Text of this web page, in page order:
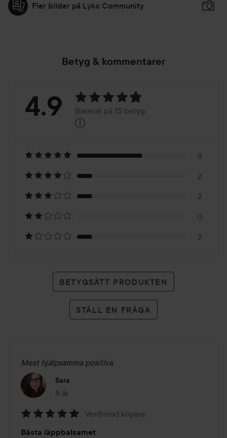
Fler bilder på Lyko Community
Betyg & kommentarer
Betyg:
Baserat
på
15
betyg
4.9 Baserat på 15 betyg
i
9
2
2
0
2
BETYGSÄTT PRODUKTEN
STÄLL EN FRÅGA
Mest hjälpsamma positiva
Sara
8 år
Inlägget skapades 8 år
Verifierad köpare
Bästa läppbalsamet